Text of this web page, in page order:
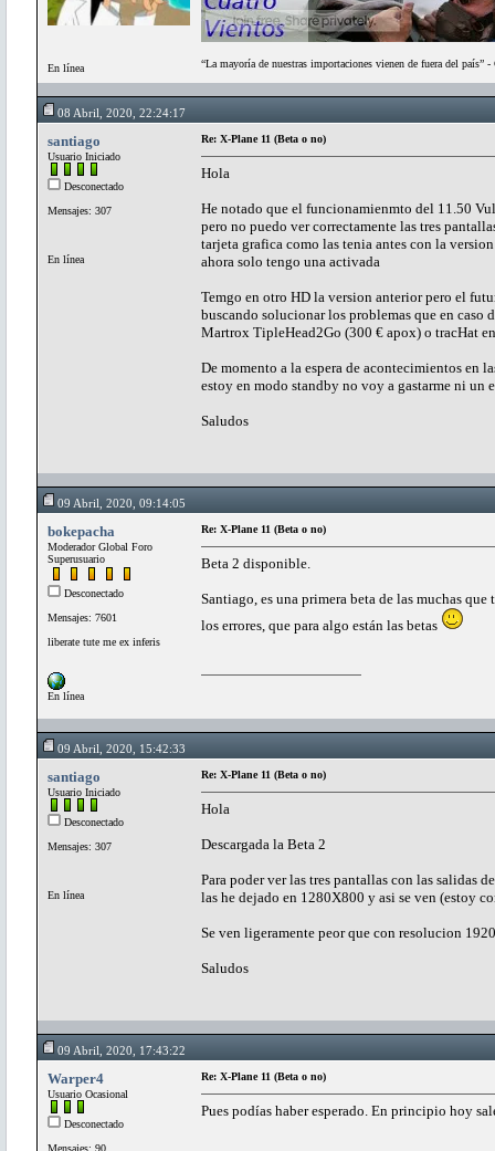
En línea “La mayoría de nuestras importaciones vienen de fuera del país” -
08 Abril, 2020, 22:24:17
santiago
Usuario Iniciado
Desconectado
Mensajes: 307
En línea
Re: X-Plane 11 (Beta o no)
Hola
He notado que el funcionamienmto del 11.50
pero no puedo ver correctamente las tres
tarjeta grafica como las tenia antes con la
ahora solo tengo una activada
Temgo en otro HD la version anterior pero el
buscando solucionar los problemas que en caso
Martrox TipleHead2Go (300 € apox) o tracHat
De momento a la espera de acontecimientos en
estoy en modo standby no voy a gastarme ni un
Saludos
09 Abril, 2020, 09:14:05
bokepacha
Moderador Global Foro
Superusuario
Desconectado
Mensajes: 7601
liberate tute me ex inferis
En línea
Re: X-Plane 11 (Beta o no)
Beta 2 disponible.
Santiago, es una primera beta de las muchas
los errores, que para algo están las betas
09 Abril, 2020, 15:42:33
santiago
Usuario Iniciado
Desconectado
Mensajes: 307
En línea
Re: X-Plane 11 (Beta o no)
Hola
Descargada la Beta 2
Para poder ver las tres pantallas con las salidas
las he dejado en 1280X800 y asi se ven (estoy
Se ven ligeramente peor que con resolucion
Saludos
09 Abril, 2020, 17:43:22
Warper4
Usuario Ocasional
Desconectado
Mensajes: 90
Re: X-Plane 11 (Beta o no)
Pues podías haber esperado. En principio hoy